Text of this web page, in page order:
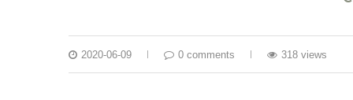
2020-06-09 0 comments 318 views